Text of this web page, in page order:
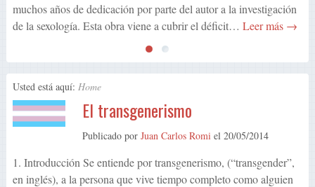
muchos años de dedicación por parte del autor a la investigación
de la sexología. Esta obra viene a cubrir el déficit… Leer más →
Usted está aquí: Home
El transgenerismo
Publicado por Juan Carlos Romiel 20/05/2014
1. Introducción Se entiende por transgenerismo, (“transgender”,
en inglés), a la persona que vive tiempo completo como alguien